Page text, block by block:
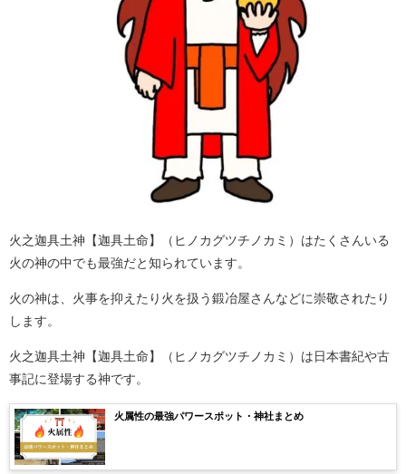
火之迦具土神【迦具土命】（ヒノカグツチノカミ）はたくさんいる
火の神の中でも最強だと知られています。
火の神は、火事を抑えたり火を扱う鍛冶屋さんなどに崇敬されたり
します。
火之迦具土神【迦具土命】（ヒノカグツチノカミ）は日本書紀や古
事記に登場する神です。
火属性の最強パワースポット・神社まとめ